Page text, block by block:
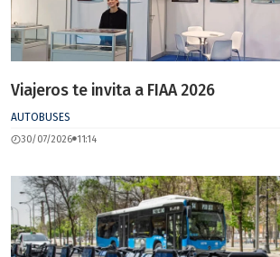
Viajeros te invita a FIAA 2026
AUTOBUSES
30/07/2026 11:14